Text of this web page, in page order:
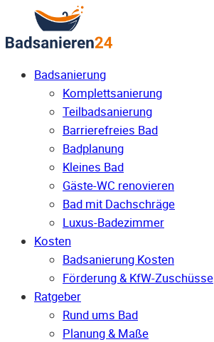
Badsanierung
Komplettsanierung
Teilbadsanierung
Barrierefreies Bad
Badplanung
Kleines Bad
Gäste-WC renovieren
Bad mit Dachschräge
Luxus-Badezimmer
Kosten
Badsanierung Kosten
Förderung & KfW-Zuschüsse
Ratgeber
Rund ums Bad
Planung & Maße